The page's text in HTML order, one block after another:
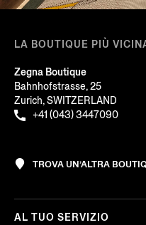
LA BOUTIQUE PIÙ
Zegna Boutique
Bahnhofstrasse, 25
Zurich, SWITZERLAND
+41 (043) 3447090
TROVA UN’ALTRA
AL TUO SERVIZIO